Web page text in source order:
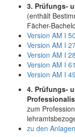
3. Prüfungs-
(enthält
Fächer-
Version AM I
Version AM I
Version AM I
Version AM I
Version AM I
4. Prüfungs-
zum
zu den Anlagen